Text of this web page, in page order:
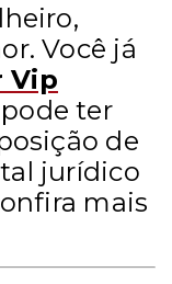
Você já
Vip
ter
de
jurídico
mais